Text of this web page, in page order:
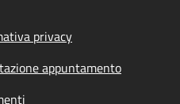
privacy
appuntamento